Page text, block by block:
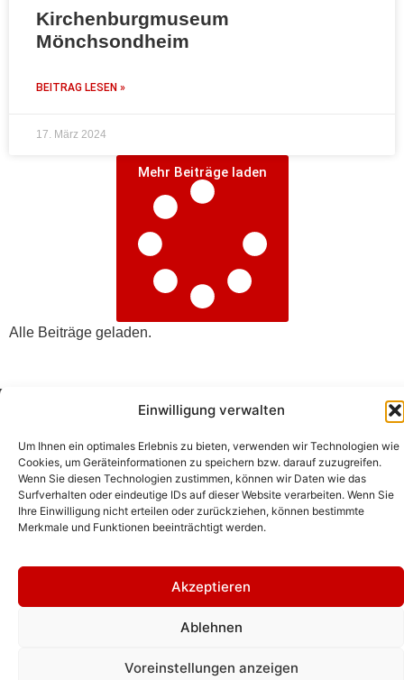
Einwilligung verwalten
Um Ihnen ein optimales Erlebnis zu bieten, verwenden wir Technologien wie
Cookies, um Geräteinformationen zu speichern bzw. darauf zuzugreifen.
Wenn Sie diesen Technologien zustimmen, können wir Daten wie das
Surfverhalten oder eindeutige IDs auf dieser Website verarbeiten. Wenn Sie
Ihre Einwilligung nicht erteilen oder zurückziehen, können bestimmte
Merkmale und Funktionen beeinträchtigt werden.
Akzeptieren
Ablehnen
Voreinstellungen anzeigen
Kirchenburgmuseum
Mönchsondheim
BEITRAG LESEN »
17. März 2024
Mehr Beiträge laden
Alle Beiträge geladen.
Dienstleistungen.